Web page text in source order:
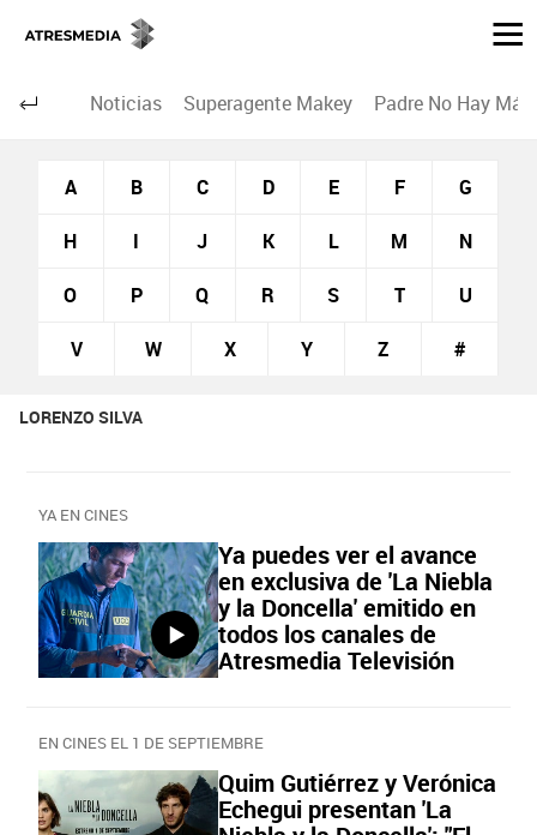
Noticias Superagente Makey Padre No Hay
A B C D E F G
H I J K L M N
O P Q R S T U
V W X Y Z #
LORENZO SILVA
YA EN CINES
Ya puedes ver el avance
en exclusiva de 'La Niebla
y la Doncella' emitido en
todos los canales de
Atresmedia Televisión
EN CINES EL 1 DE SEPTIEMBRE
Quim Gutiérrez y Verónica
Echegui presentan 'La